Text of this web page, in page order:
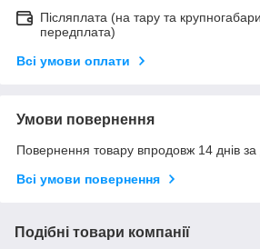
Післяплата (на тару та
передплата)
Всі умови оплати
Умови повернення
Повернення товару впродовж 14 днів
Всі умови повернення
Подібні товари компанії